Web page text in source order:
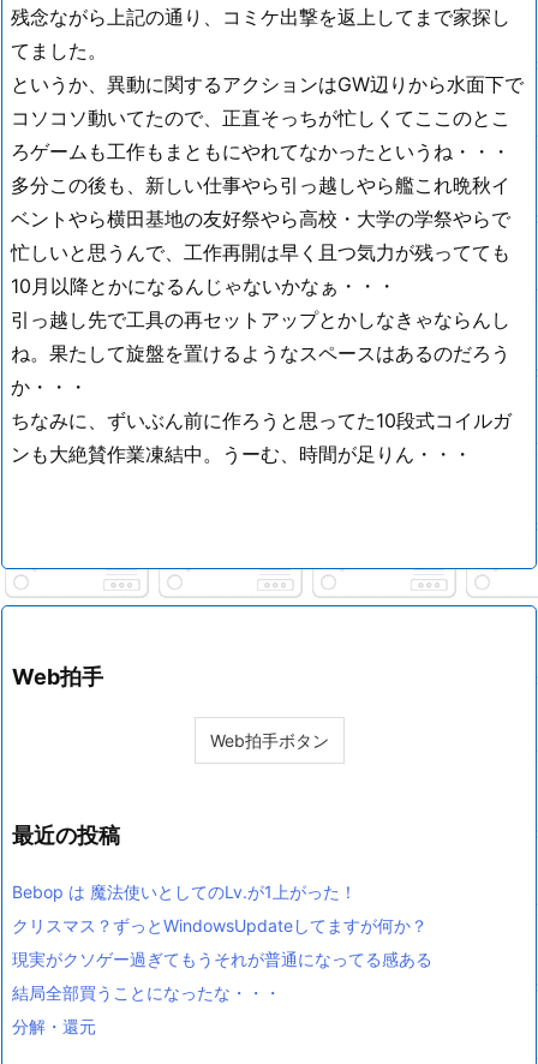
残念ながら上記の通り、コミケ出撃を返上してまで家探し
てました。
というか、異動に関するアクションはGW辺りから水面下で
コソコソ動いてたので、正直そっちが忙しくてここのとこ
ろゲームも工作もまともにやれてなかったというね・・・
多分この後も、新しい仕事やら引っ越しやら艦これ晩秋イ
ベントやら横田基地の友好祭やら高校・大学の学祭やらで
忙しいと思うんで、工作再開は早く且つ気力が残ってても
10月以降とかになるんじゃないかなぁ・・・
引っ越し先で工具の再セットアップとかしなきゃならんし
ね。果たして旋盤を置けるようなスペースはあるのだろう
か・・・
ちなみに、ずいぶん前に作ろうと思ってた10段式コイルガ
ンも大絶賛作業凍結中。うーむ、時間が足りん・・・
Web拍手
最近の投稿
Bebop は 魔法使いとしてのLv.が1上がった！
クリスマス？ずっとWindowsUpdateしてますが何か？
現実がクソゲー過ぎてもうそれが普通になってる感ある
結局全部買うことになったな・・・
分解・還元